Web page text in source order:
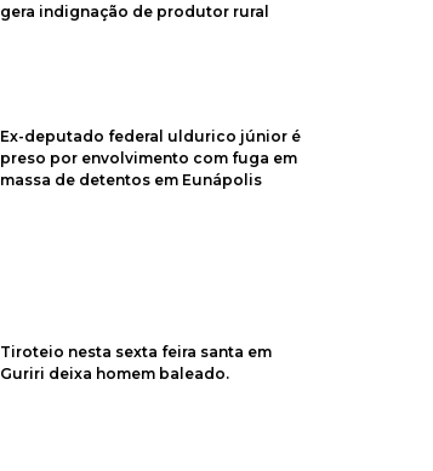
gera indignação de produtor rural
Ex-deputado federal uldurico júnior é
preso por envolvimento com fuga em
massa de detentos em Eunápolis
Tiroteio nesta sexta feira santa em
Guriri deixa homem baleado.